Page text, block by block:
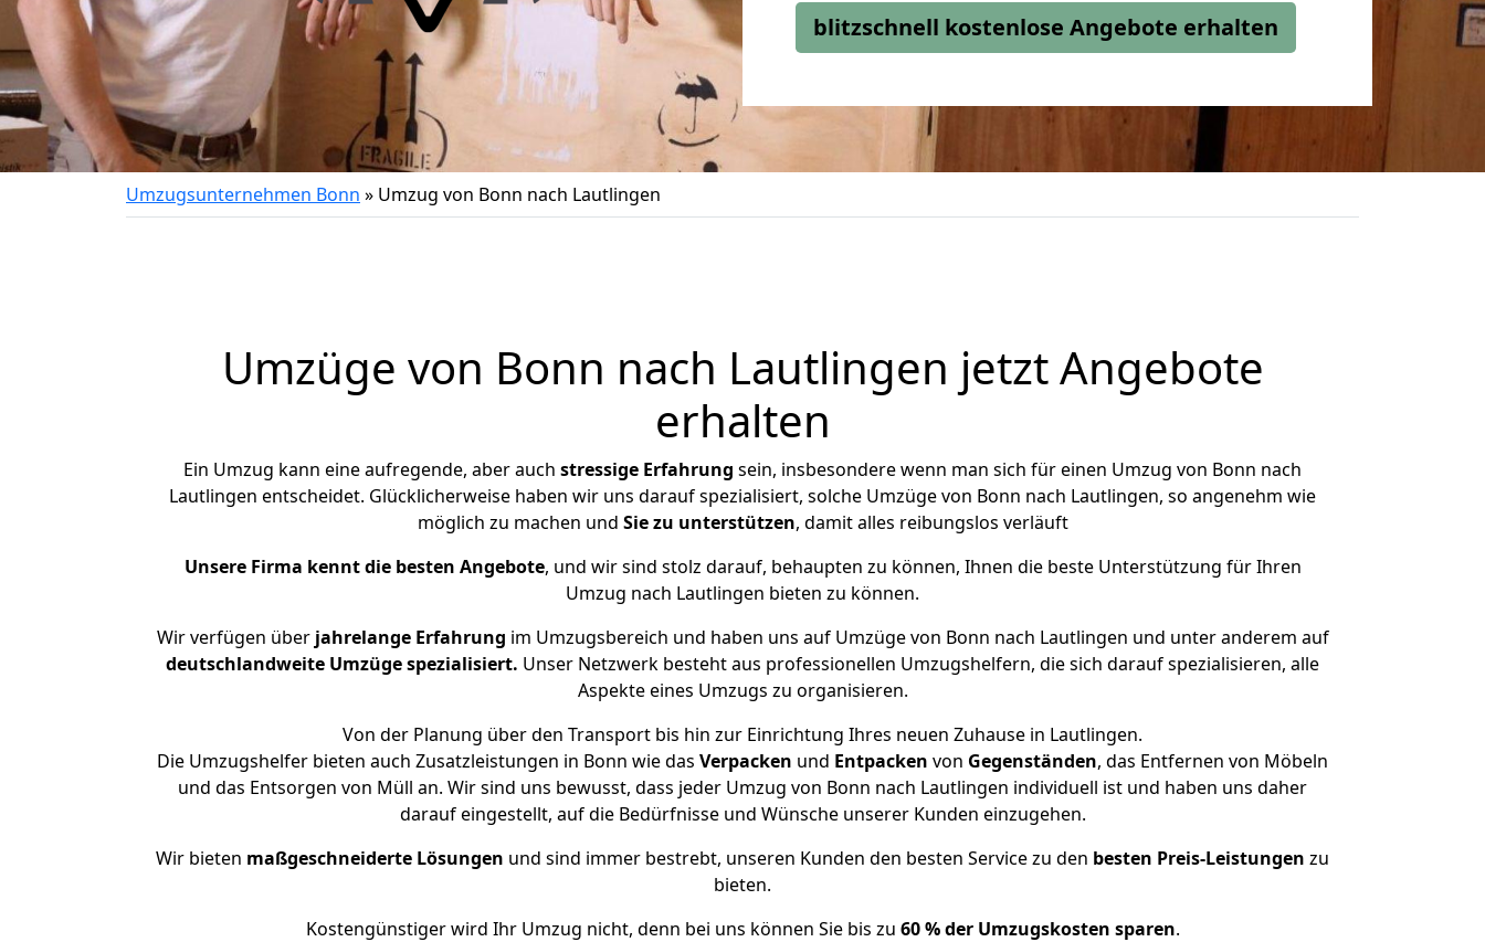
blitzschnell kostenlose Angebote erhalten
Umzugsunternehmen Bonn » Umzug von Bonn nach Lautlingen
Umzüge von Bonn nach Lautlingen jetzt Angebote
erhalten
Ein Umzug kann eine aufregende, aber auch stressige Erfahrung sein, insbesondere wenn man sich für einen Umzug von Bonn nach
Lautlingen entscheidet. Glücklicherweise haben wir uns darauf spezialisiert, solche Umzüge von Bonn nach Lautlingen, so angenehm wie
möglich zu machen und Sie zu unterstützen, damit alles reibungslos verläuft
Unsere Firma kennt die besten Angebote, und wir sind stolz darauf, behaupten zu können, Ihnen die beste Unterstützung für Ihren
Umzug nach Lautlingen bieten zu können.
Wir verfügen überjahrelange Erfahrung im Umzugsbereich und haben uns auf Umzüge von Bonn nach Lautlingen und unter anderem auf
deutschlandweite Umzüge spezialisiert. Unser Netzwerk besteht aus professionellen Umzugshelfern, die sich darauf spezialisieren, alle
Aspekte eines Umzugs zu organisieren.
Von der Planung über den Transport bis hin zur Einrichtung Ihres neuen Zuhause in Lautlingen.
Die Umzugshelfer bieten auch Zusatzleistungen in Bonn wie das Verpacken und Entpacken von Gegenständen, das Entfernen von Möbeln
und das Entsorgen von Müll an. Wir sind uns bewusst, dass jeder Umzug von Bonn nach Lautlingen individuell ist und haben uns daher
darauf eingestellt, auf die Bedürfnisse und Wünsche unserer Kunden einzugehen.
Wir bieten maßgeschneiderte Lösungen und sind immer bestrebt, unseren Kunden den besten Service zu den besten Preis-Leistungen zu
bieten.
Kostengünstiger wird Ihr Umzug nicht, denn bei uns können Sie bis zu 60 % der Umzugskosten sparen.